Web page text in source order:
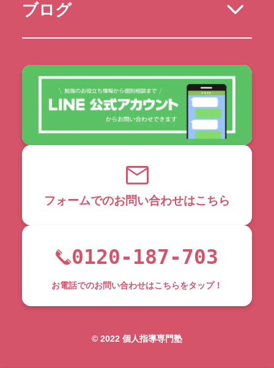
ブログ
フォームでのお問い合わせはこちら
0120-187-703
お電話でのお問い合わせはこちらをタップ！
©︎ 2022 個人指導専門塾